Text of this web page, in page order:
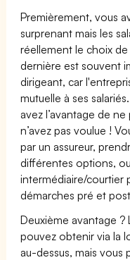
Premièrement, vous
surprenant mais les
réellement le choix
dernière est souvent
dirigeant, car
mutuelle à ses
avez l’avantage de
n’avez pas voulue !
par un assureur,
différentes options,
intermédiaire/courtier
démarches pré et
Deuxième avantage ?
pouvez obtenir via la
au-dessus, mais